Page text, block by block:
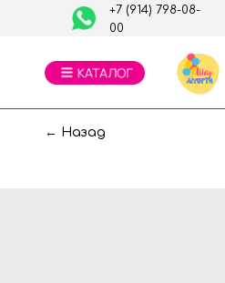
+7 (914) 798-08-
00
← Назад